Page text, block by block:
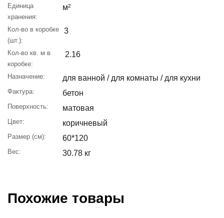
Единица
хранения:
м²
Кол-во в коробке
(шт.):
3
Кол-во кв. м в
коробке:
2.16
Назначение: для ванной / для комнаты / для кухни
Фактура: бетон
Поверхность: матовая
Цвет: коричневый
Размер (см): 60*120
Вес: 30.78 кг
Похожие товары